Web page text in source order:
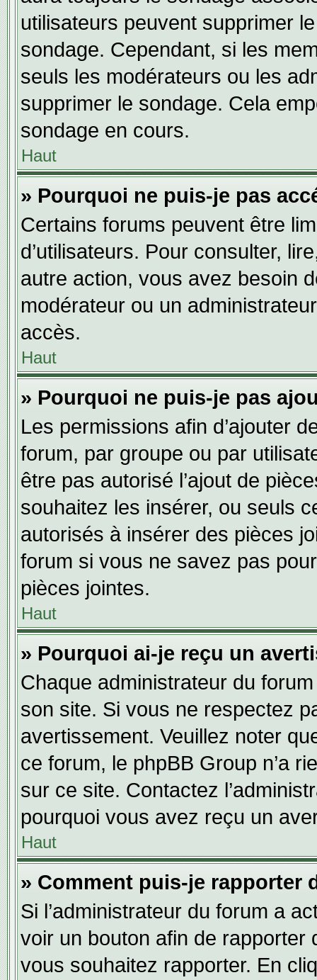
utilisateurs peuvent supprimer
sondage. Cependant, si les
seuls les modérateurs ou les
supprimer le sondage. Cela
sondage en cours.
Haut
» Pourquoi ne puis-je pas
Certains forums peuvent être
d’utilisateurs. Pour consulter,
autre action, vous avez besoin
modérateur ou un
accès.
Haut
» Pourquoi ne puis-je pas
Les permissions afin d’ajouter
forum, par groupe ou par
être pas autorisé l’ajout de
souhaitez les insérer, ou seuls
autorisés à insérer des pièces
forum si vous ne savez pas
pièces jointes.
Haut
» Pourquoi ai-je reçu un
Chaque administrateur du
son site. Si vous ne respectez
avertissement. Veuillez noter
ce forum, le phpBB Group n’a
sur ce site. Contactez
pourquoi vous avez reçu un
Haut
» Comment puis-je rapporter
Si l’administrateur du forum a
voir un bouton afin de
vous souhaitez rapporter. En